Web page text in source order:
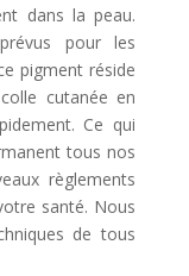
dans la peau.
pour les
pigment réside
cutanée en
Ce qui
tous nos
règlements
santé. Nous
de tous